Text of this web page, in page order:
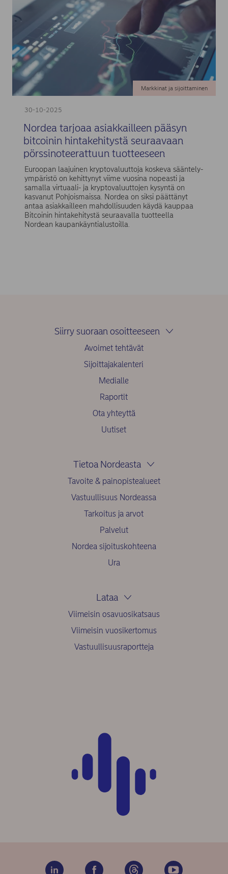
30-10-2025
Markkinat ja sijoittaminen
Nordea tarjoaa asiakkailleen pääsyn
bitcoinin hintakehitystä seuraavaan
pörssinoteerattuun tuotteeseen
Euroopan laajuinen kryptovaluuttoja koskeva sääntely-
ympäristö on kehittynyt viime vuosina nopeasti ja
samalla virtuaali- ja kryptovaluuttojen kysyntä on
kasvanut Pohjoismaissa. Nordea on siksi päättänyt
antaa asiakkailleen mahdollisuuden käydä kauppaa
Bitcoinin hintakehitystä seuraavalla tuotteella
Nordean kaupankäyntialustoilla.
Siirry suoraan osoitteeseen
Avoimet tehtävät
Sijoittajakalenteri
Medialle
Raportit
Ota yhteyttä
Uutiset
Tietoa Nordeasta
Tavoite & painopistealueet
Vastuullisuus Nordeassa
Tarkoitus ja arvot
Palvelut
Nordea sijoituskohteena
Ura
Lataa
Viimeisin osavuosikatsaus
Viimeisin vuosikertomus
Vastuullisuusraportteja